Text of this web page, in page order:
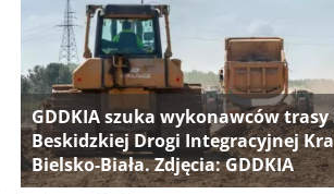
GDDKIA szuka wykonawców trasy
Beskidzkiej Drogi Integracyjnej
Bielsko-Biała. Zdjęcia: GDDKIA